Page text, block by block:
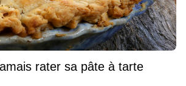
rater sa pâte à tarte